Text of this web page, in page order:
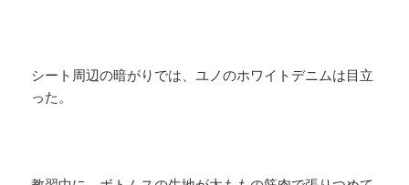
シート周辺の暗がりでは、ユノのホワイトデニムは目立
った。